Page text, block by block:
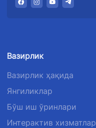
Вазирлик
Вазирлик ҳақида
Янгиликлар
Бўш иш ўринлари
Интерактив хизматлар